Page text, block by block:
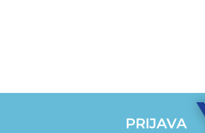
PRIJAVA